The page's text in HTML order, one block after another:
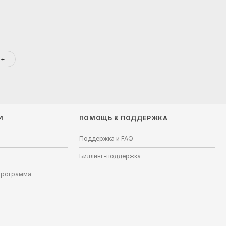
ПОМОЩЬ & ПОДДЕРЖКА
Поддержка и FAQ
Биллинг-поддержка